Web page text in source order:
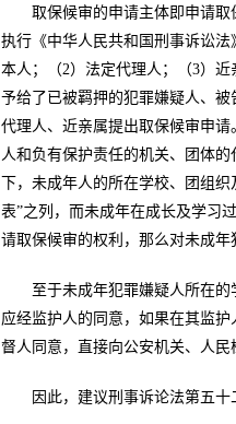
取保候审的申请主体即申请
执行《中华人民共和国刑事诉讼
本人；（2）法定代理人；（3）
予给了已被羁押的犯罪嫌疑人、
代理人、近亲属提出取保候审申
人和负有保护责任的机关、团体
下，未成年人的所在学校、团组
表”之列，而未成年在成长及学习
请取保候审的权利，那么对未成
至于未成年犯罪嫌疑人所在
应经监护人的同意，如果在其监
督人同意，直接向公安机关、人民
因此，建议刑事诉论法第五十